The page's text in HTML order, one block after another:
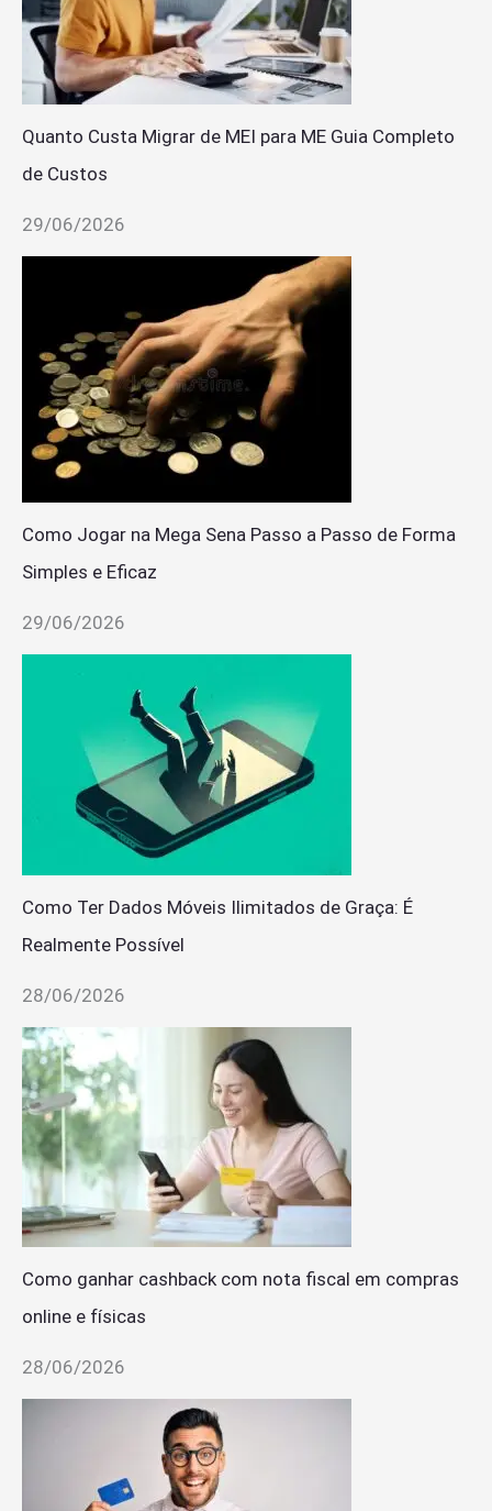
Quanto Custa Migrar de MEI para ME Guia Completo
de Custos
29/06/2026
Como Jogar na Mega Sena Passo a Passo de Forma
Simples e Eficaz
29/06/2026
Como Ter Dados Móveis Ilimitados de Graça: É
Realmente Possível
28/06/2026
Como ganhar cashback com nota fiscal em compras
online e físicas
28/06/2026